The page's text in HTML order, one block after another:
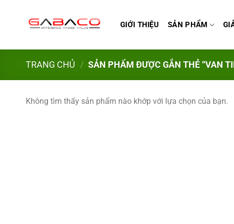
GIỚI THIỆU SẢN PHẨM
TRANG CHỦ / SẢN PHẨM ĐƯỢC GẮN THẺ “VAN
Không tìm thấy sản phẩm nào khớp với lựa chọn của bạn.